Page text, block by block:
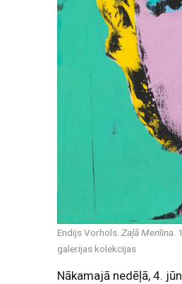
Endijs Vorhols.Zaļā Merilina.
galerijas kolekcijas
Nākamajā nedēļā, 4.